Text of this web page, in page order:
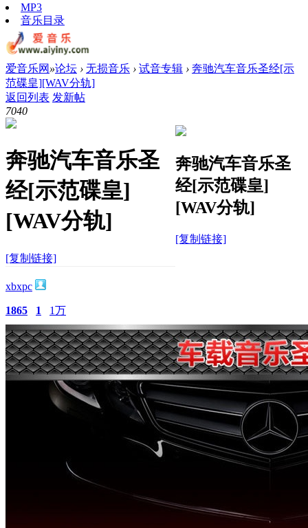
MP3
音乐目录
爱音乐网 »论坛 › 无损音乐 › 试音专辑 › 奔驰汽车音乐圣经[示
范碟皇][WAV分轨]
返回列表 发新帖
7040
奔驰汽车音乐圣
经[示范碟皇]
[WAV分轨]
[复制链接]
奔驰汽车音乐圣
经[示范碟皇]
[WAV分轨]
[复制链接]
xbxpc
1865
主题
1
回帖
1万
积分
积分
10117
2026-3-5 20:36:24 / 显示全部楼层 /阅读模式